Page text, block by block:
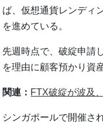
ば、仮想通貨レンディ
を進めている。
先週時点で、破綻申請
を理由に顧客預かり資
関連： FTX破綻が波及
シンガポールで開催さ